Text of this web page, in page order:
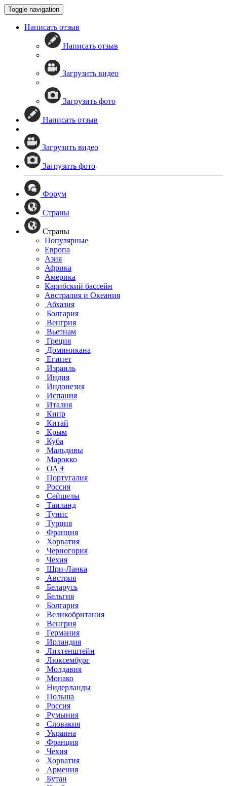
Toggle navigation
Написать отзыв
Написать отзыв
Загрузить видео
Загрузить фото
Написать отзыв
Загрузить видео
Загрузить фото
Форум
Страны
Страны
Популярные
Европа
Азия
Африка
Америка
Карибский бассейн
Австралия и Океания
Абхазия
Болгария
Венгрия
Вьетнам
Греция
Доминикана
Египет
Израиль
Индия
Индонезия
Испания
Италия
Кипр
Китай
Крым
Куба
Мальдивы
Марокко
ОАЭ
Португалия
Россия
Сейшелы
Таиланд
Тунис
Турция
Франция
Хорватия
Черногория
Чехия
Шри-Ланка
Австрия
Беларусь
Бельгия
Болгария
Великобритания
Венгрия
Германия
Ирландия
Лихтенштейн
Люксембург
Молдавия
Монако
Нидерланды
Польша
Россия
Румыния
Словакия
Украина
Франция
Чехия
Хорватия
Армения
Бутан